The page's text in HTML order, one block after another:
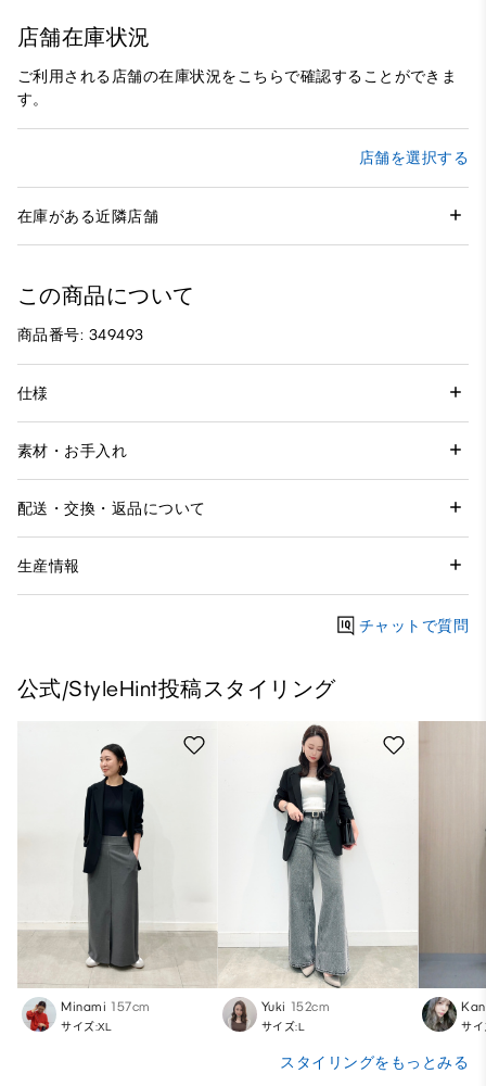
店舗在庫状況
ご利用される店舗の在庫状況をこちらで確認することができま
す。
店舗を選択する
在庫がある近隣店舗
この商品について
商品番号: 349493
仕様
素材・お手入れ
配送・交換・返品について
生産情報
チャットで質問
公式/StyleHint投稿スタイリング
Minami 157cm
サイズ:XL
Yuki 152cm
サイズ:L サ
スタイリングをもっとみる